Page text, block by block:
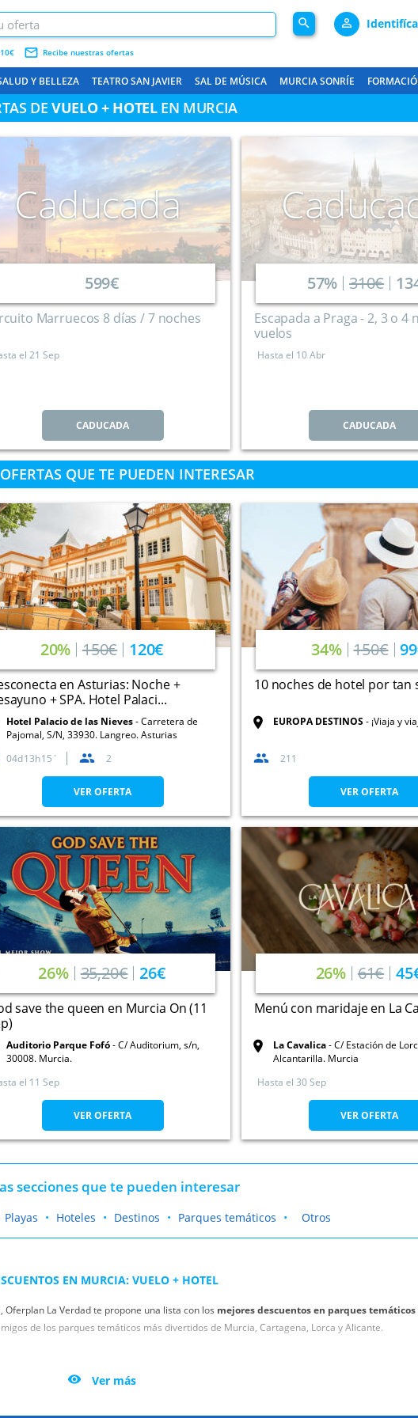
mail_outline Recibe nuestras ofertas
search person_outline
Y BELLEZA TEATRO SAN JAVIER SAL DE MÚSICA MURCIA SONRÍE
CARTAGENA Y COSTA
DEVUELO + HOTELEN MURCIA
Caducada
599€
Marruecos 8 días / 7 noches
el 21 Sep
CADUCADA
57% 310€
Escapada a Praga - 2, 3 o 4
vuelos
Hasta el 10 Abr
CADUCADA
QUE TE PUEDEN INTERESAR
20% 150€ 120€
en Asturias: Noche +
+ SPA. Hotel Palaci...
Hotel Palacio de las Nieves Carretera de
Pajomal, S/N, 33930. Langreo. Asturias
04 13 15 2
VER OFERTA
34% 150€
10 noches de hotel por tan
EUROPA DESTINOS ¡Viaja y
211
VER OFERTA
26% 35,20€ 26€
save the queen en Murcia On (11
Auditorio Parque Fofó C/ Auditorium, s/n,
30008. Murcia.
el 11 Sep
VER OFERTA
26% 61€
Menú con maridaje en La
La Cavalica C/ Estación de
Alcantarilla. Murcia
Hasta el 30 Sep
VER OFERTA
secciones que te pueden interesar
Playas Hoteles Destinos Parques temáticos Otros
EN MURCIA: VUELO + HOTEL
La Verdad te propone una lista con los mejores descuentos en parques temáticos
de los parques temáticos más divertidos de Murcia, Cartagena, Lorca y Alicante.
divertidos, parques acuáticos con toboganes o zoológicos repletos de animales salvajes.
 Ver más